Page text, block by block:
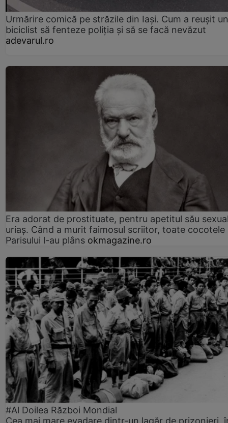
Urmărire comică pe străzile din Iași. Cum a reușit un
biciclist să fenteze poliția și să se facă nevăzut
adevarul.ro
Era adorat de prostituate, pentru apetitul său
uriaș. Când a murit faimosul scriitor, toate cocotele
Parisului l-au plâns okmagazine.ro
#Al Doilea Război Mondial
Cea mai mare evadare dintr-un lagăr de prizonieri,